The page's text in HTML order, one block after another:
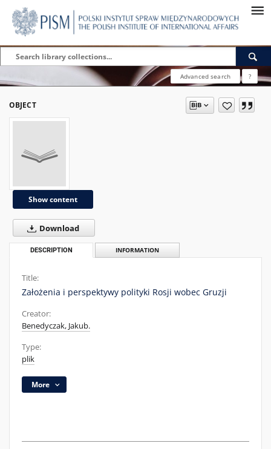
Advanced search ?
OBJECT
Show content
Download
DESCRIPTION INFORMATION
Title:
Założenia i perspektywy polityki Rosji wobec Gruzji
Creator:
Benedyczak, Jakub.
Type:
plik
More